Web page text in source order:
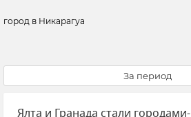
город в Никарагуа
За период
Ялта и Гранада стали городами-